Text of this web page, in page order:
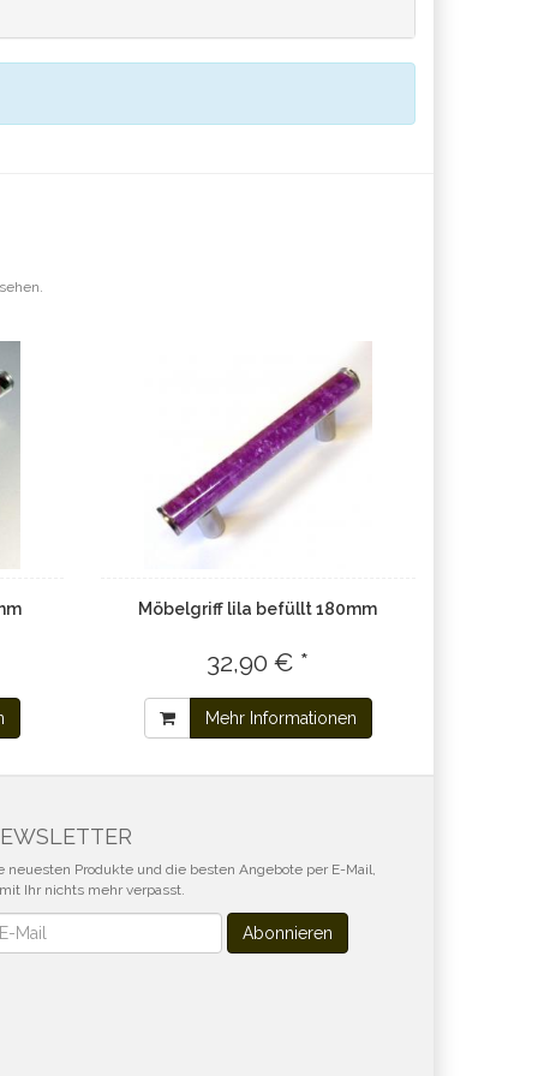
Möbelgriff lila befüllt 180mm
32,90 € *
Mehr Informationen
neuesten Produkte und die besten Angebote per E-Mail,
Ihr nichts mehr verpasst.
Abonnieren